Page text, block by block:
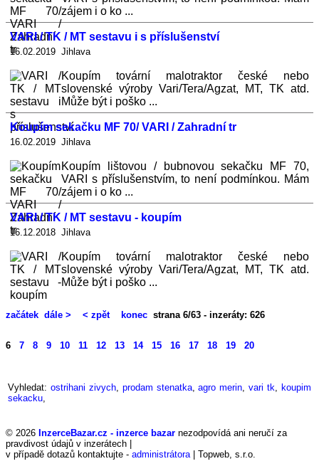
zájem i o ko ...
VARI / TK / MT sestavu i s příslušenství
16.02.2019 Jihlava
Koupím tovární malotraktor české nebo
slovenské výroby Vari/Tera/Agzat, MT, TK atd.
Může být i poško ...
Koupím sekačku MF 70/ VARI / Zahradní tr
16.02.2019 Jihlava
Koupím lištovou / bubnovou sekačku MF 70,
VARI s příslušenstvím, to není podmínkou. Mám
zájem i o ko ...
VARI / TK / MT sestavu - koupím
16.12.2018 Jihlava
Koupím tovární malotraktor české nebo
slovenské výroby Vari/Tera/Agzat, MT, TK atd.
Může být i poško ...
začátek dále > < zpět konec strana 6/63 - inzeráty: 626
6 7 8 9 10 11 12 13 14 15 16 17 18 19 20
Vyhledat: ostrihani zivych, prodam stenatka,agro merin,vari tk, koupim
sekacku,
© 2026 InzerceBazar.cz - inzerce bazar nezodpovídá ani neručí za
pravdivost údajů v inzerátech |
v případě dotazů kontaktujte - administrátora | Topweb, s.r.o.